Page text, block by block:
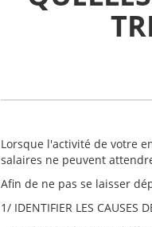
Lorsque l'activité de votre
salaires ne peuvent
Afin de ne pas se laisser
1/ IDENTIFIER LES CAUSES